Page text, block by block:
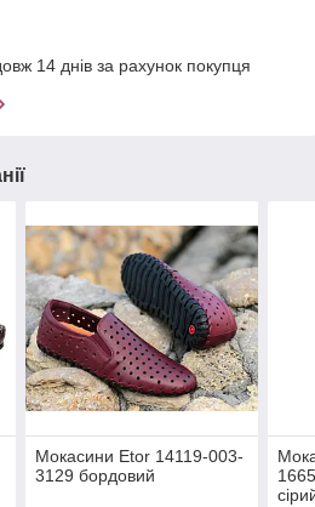
14 днів за рахунок покупця
Мокасини Etor 14119-003-
3129 бордовий